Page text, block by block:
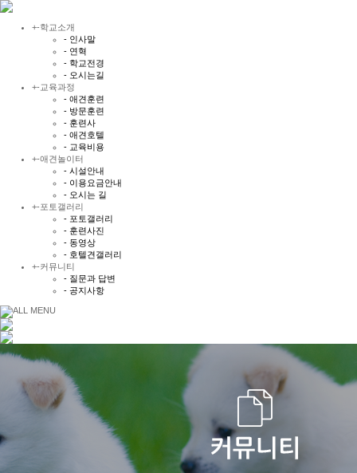
+-학교소개
- 인사말
- 연혁
- 학교전경
- 오시는길
+- 교육과정
- 애견훈련
- 방문훈련
- 훈련사
- 애견호텔
- 교육비용
+-애견놀이터
- 시설안내
- 이용요금안내
- 오시는 길
+-포토갤러리
- 포토갤러리
- 훈련사진
- 동영상
- 호텔견갤러리
+-커뮤니티
- 질문과 답변
- 공지사항